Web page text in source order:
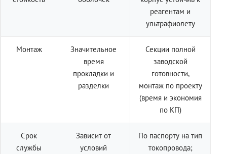
реагентам и
ультрафиолету
Монтаж
Значительное
время
прокладки и
разделки
Секции полной
заводской
готовности,
монтаж по проекту
(время и экономия
по КП)
Срок
службы
Зависит от
условий
По паспорту на тип
токопровода;